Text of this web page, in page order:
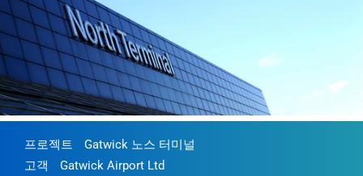
프로젝트
Gatwick 노스 터미널
고객
Gatwick Airport Ltd